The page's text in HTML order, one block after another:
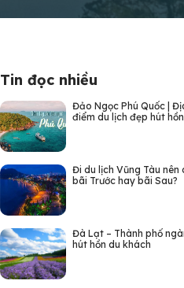
Tin đọc nhiều
Đảo Ngọc Phú Quốc |
điểm du lịch đẹp hút hồn
Đi du lịch Vũng Tàu nên
bãi Trước hay bãi Sau?
Đà Lạt – Thành phố
hút hồn du khách